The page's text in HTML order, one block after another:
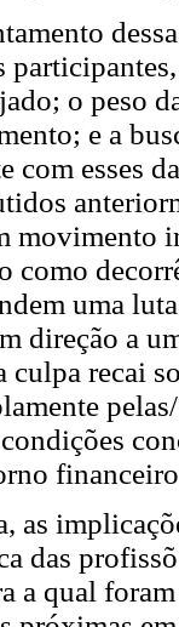
o peso
e a
com esses
movimento
como
uma
direção a
culpa recai
as
das
a qual